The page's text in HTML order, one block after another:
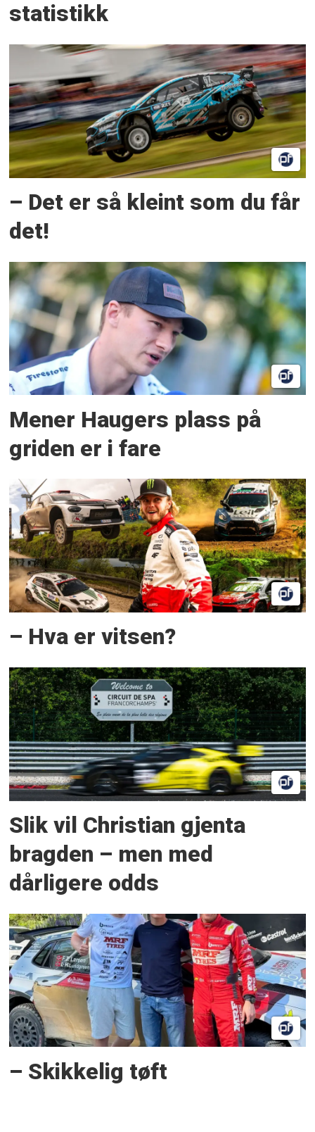
statistikk
– Det er så kleint som du får
det!
Mener Haugers plass på
griden er i fare
– Hva er vitsen?
Slik vil Christian gjenta
bragden – men med
dårligere odds
– Skikkelig tøft